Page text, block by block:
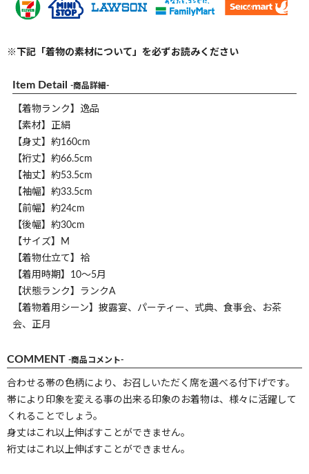
※下記「着物の素材について」を必ずお読みください
Item Detail -商品詳細-
【着物ランク】逸品
【素材】正絹
【身丈】約160cm
【裄丈】約66.5cm
【袖丈】約53.5cm
【袖幅】約33.5cm
【前幅】約24cm
【後幅】約30cm
【サイズ】M
【着物仕立て】袷
【着用時期】10～5月
【状態ランク】ランクA
【着物着用シーン】披露宴、パーティー、式典、食事会、お茶
会、正月
COMMENT -商品コメント-
合わせる帯の色柄により、お召しいただく席を選べる付下げです。
帯により印象を変える事の出来る印象のお着物は、様々に活躍して
くれることでしょう。
身丈はこれ以上伸ばすことができません。
裄丈はこれ以上伸ばすことができません。